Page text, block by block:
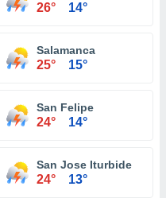
26° 14°
Salamanca
25° 15°
San Felipe
24° 14°
San Jose Iturbide
24° 13°